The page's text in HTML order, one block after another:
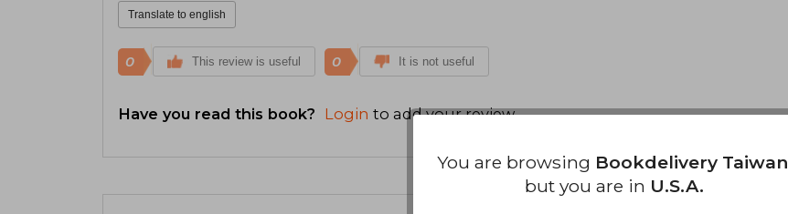
Translate to english
0 This review is useful 0 It is not useful
Have you read this book? Login to add your review.
You are browsing Bookdelivery Taiwan
but you are in U.S.A.